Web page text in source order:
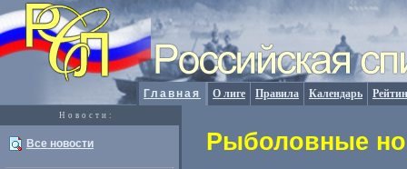
Главная О лиге Правила Календарь
Новости:
Все новости Рыболовные